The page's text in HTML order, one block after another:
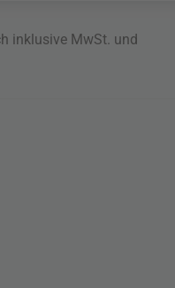
inklusive MwSt. und